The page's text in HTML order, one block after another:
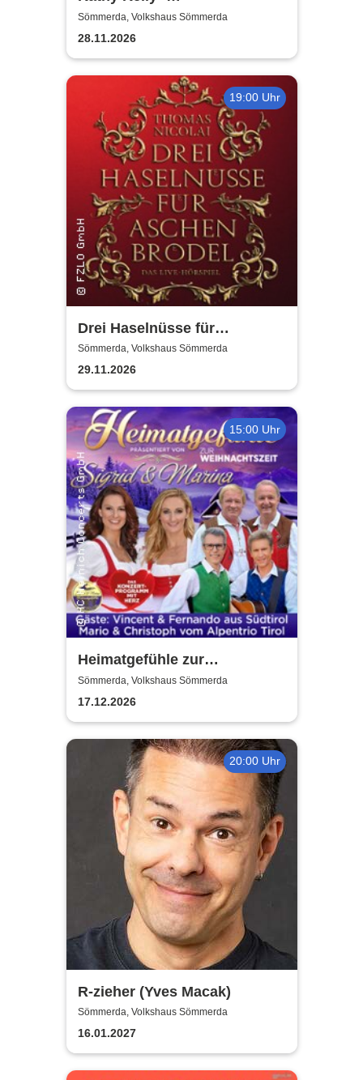
Weihnachtskonzert
Sömmerda, Volkshaus Sömmerda
28.11.2026
19:00 Uhr
Drei Haselnüsse für
Aschenbrödel - Das Live-
Hörspiel mit Thomas Nicolai
Sömmerda, Volkshaus Sömmerda
29.11.2026
15:00 Uhr
Heimatgefühle zur
Weihnachtszeit 2026 - Das
Konzertprogramm mit Herz
Sömmerda, Volkshaus Sömmerda
17.12.2026
20:00 Uhr
R-zieher (Yves Macak)
Sömmerda, Volkshaus Sömmerda
16.01.2027